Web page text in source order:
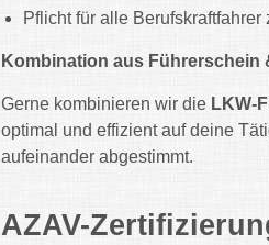
Pflicht für alle Berufskraftfahrer
Kombination aus Führerschein
Gerne kombinieren wir die LKW-
optimal und effizient auf deine
aufeinander abgestimmt.
AZAV-